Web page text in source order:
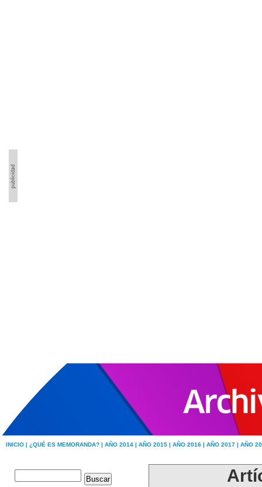
INICIO | ¿QUÉ ES MEMORANDA? | AÑO 2014 | AÑO 2015 | AÑO 2016 | AÑO 2017 | AÑO